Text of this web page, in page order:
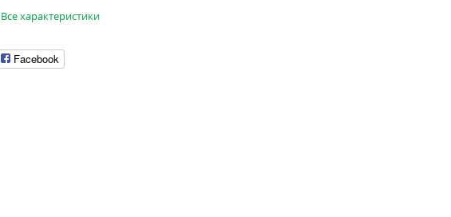
Все характеристики
Facebook